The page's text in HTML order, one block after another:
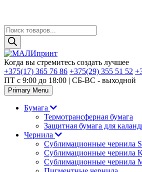
Поиск
товаров
Skip
to
content
Когда вы стремитесь создать лучшее
+375(17) 365 76 86 +375(29) 355 51 52
ПТ с 9:00 до 18:00 | CБ-ВС - выходной
Primary Menu
Бумага
Термотрансферная бумага
Защитная бумага для
Чернила
Сублимационные чернила
Сублимационные чернила
Сублимационные чернила